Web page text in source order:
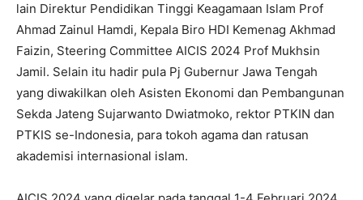
lain Direktur Pendidikan Tinggi Keagamaan Islam Prof
Ahmad Zainul Hamdi, Kepala Biro HDI Kemenag Akhmad
Faizin, Steering Committee AICIS 2024 Prof Mukhsin
Jamil. Selain itu hadir pula Pj Gubernur Jawa Tengah
yang diwakilkan oleh Asisten Ekonomi dan Pembangunan
Sekda Jateng Sujarwanto Dwiatmoko, rektor PTKIN dan
PTKIS se-Indonesia, para tokoh agama dan ratusan
akademisi internasional islam.